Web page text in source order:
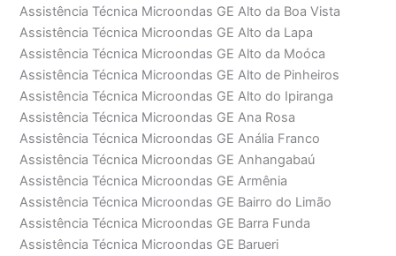
Assistência Técnica Microondas GE Alto da Boa Vista
Assistência Técnica Microondas GE Alto da Lapa
Assistência Técnica Microondas GE Alto da Moóca
Assistência Técnica Microondas GE Alto de Pinheiros
Assistência Técnica Microondas GE Alto do Ipiranga
Assistência Técnica Microondas GE Ana Rosa
Assistência Técnica Microondas GE Anália Franco
Assistência Técnica Microondas GE Anhangabaú
Assistência Técnica Microondas GE Armênia
Assistência Técnica Microondas GE Bairro do Limão
Assistência Técnica Microondas GE Barra Funda
Assistência Técnica Microondas GE Barueri